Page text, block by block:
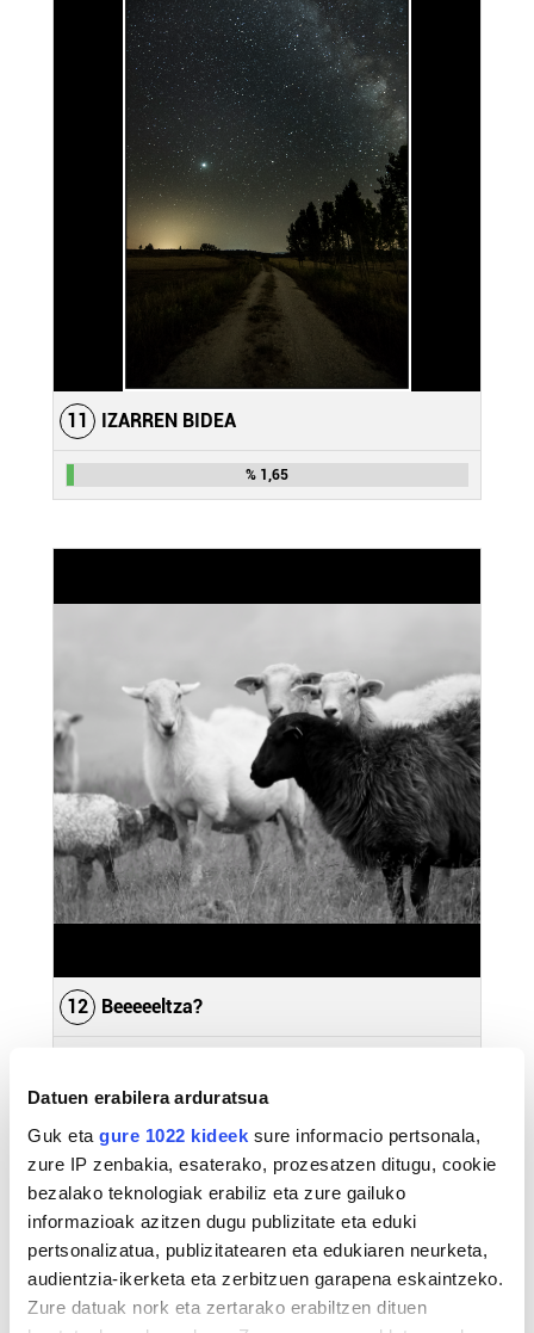
Datuen erabilera arduratsua
Guk eta gure 1022 kideek sure informacio pertsonala,
zure IP zenbakia, esaterako, prozesatzen ditugu, cookie
bezalako teknologiak erabiliz eta zure gailuko
informazioak azitzen dugu publizitate eta eduki
pertsonalizatua, publizitatearen eta edukiaren neurketa,
audientzia-ikerketa eta zerbitzuen garapena eskaintzeko.
Zure datuak nork eta zertarako erabiltzen dituen
11 IZARREN BIDEA
% 1,65
12 Beeeeeltza?